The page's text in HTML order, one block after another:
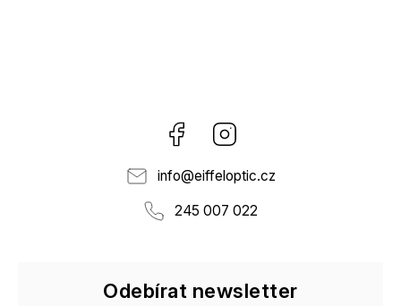
Facebook
info@eiffeloptic.cz
245 007 022
Odebírat newsletter